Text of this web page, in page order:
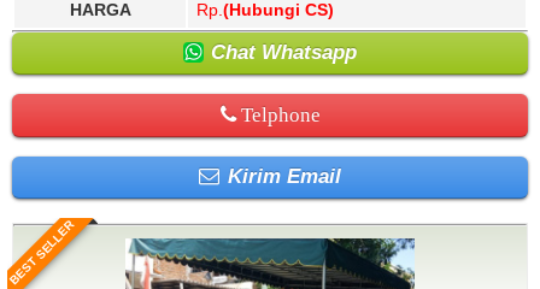
HARGA Rp. (Hubungi CS)
Chat Whatsapp
Telphone
Kirim Email
BEST SELLER